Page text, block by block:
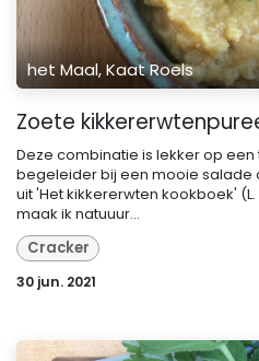
het Maal, Kaat Roels
Zoete
Deze combinatie is lekker op
begeleider bij een mooie salade
uit 'Het kikkererwten kookboek'
maak ik natuuur...
Cracker
30 jun. 2021